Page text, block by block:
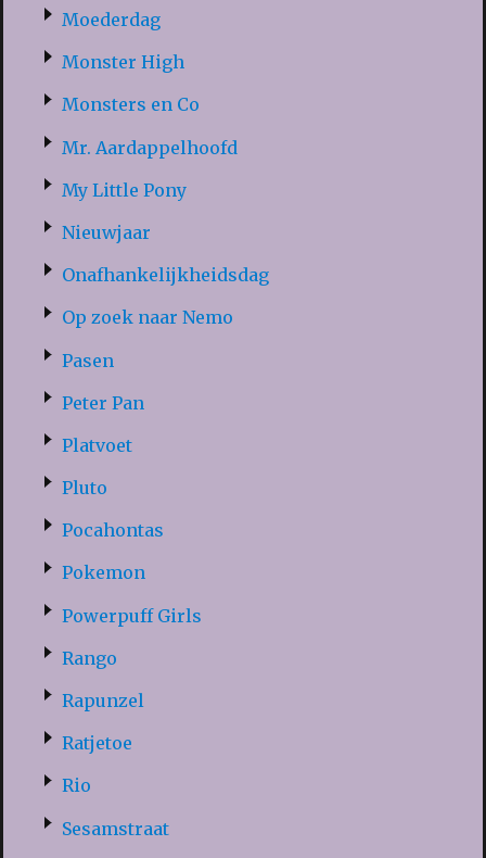
Moederdag
Monster High
Monsters en Co
Mr. Aardappelhoofd
My Little Pony
Nieuwjaar
Onafhankelijkheidsdag
Op zoek naar Nemo
Pasen
Peter Pan
Platvoet
Pluto
Pocahontas
Pokemon
Powerpuff Girls
Rango
Rapunzel
Ratjetoe
Rio
Sesamstraat